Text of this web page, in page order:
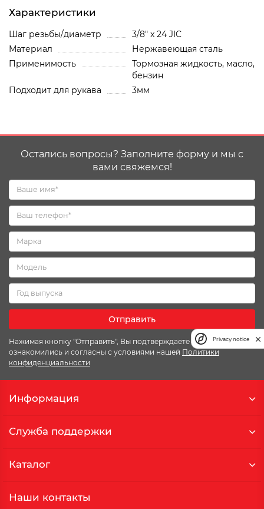
Характеристики
Шаг резьбы/диаметр
3/8" x 24 JIC
Материал
Нержавеющая сталь
Применимость
Тормозная жидкость, масло,
бензин
Подходит для рукава
3мм
Остались вопросы? Заполните форму и мы с
вами свяжемся!
Отправить
Нажимая кнопку "Отправить", Вы подтверждаете что
ознакомились и согласны с условиями нашей Политики
конфиденциальности
Информация
Служба поддержки
Каталог
Наши контакты
Privacy notice